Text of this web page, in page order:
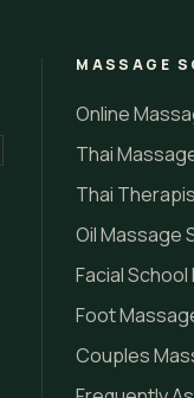
MASSAGE
Online
Thai
Thai
Oil Massage
Facial
Foot
Couples